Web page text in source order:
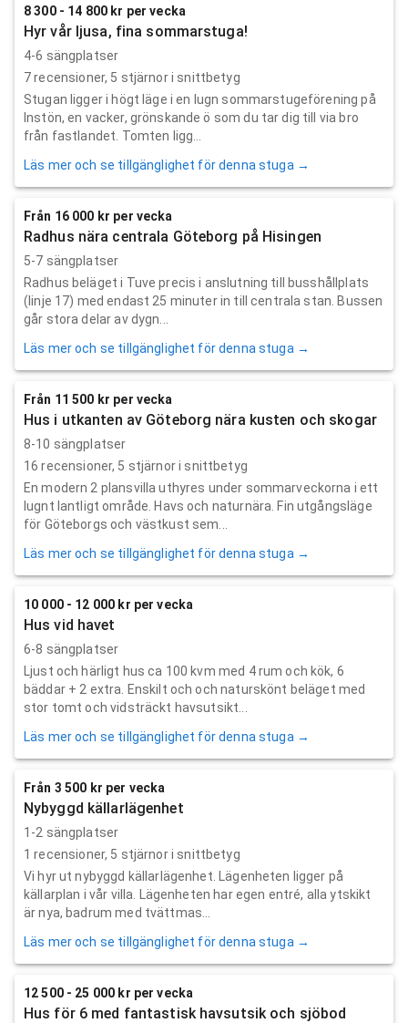
8 300 - 14 800 kr per vecka
Hyr vår ljusa, fina sommarstuga!
4-6 sängplatser
7recensioner, 5 stjärnor i snittbetyg
Stugan ligger i högt läge i en lugn sommarstugeförening på
Instön, en vacker, grönskande ö som du tar dig till via bro
från fastlandet. Tomten ligg...
Läs mer och se tillgänglighet för denna stuga →
Från 16 000 kr per vecka
Radhus nära centrala Göteborg på Hisingen
5-7 sängplatser
Radhus beläget i Tuve precis i anslutning till busshållplats
(linje 17) med endast 25 minuter in till centrala stan. Bussen
går stora delar av dygn...
Läs mer och se tillgänglighet för denna stuga →
Från 11 500 kr per vecka
Hus i utkanten av Göteborg nära kusten och skogar
8-10 sängplatser
16 recensioner, 5 stjärnor i snittbetyg
En modern 2 plansvilla uthyres under sommarveckorna i ett
lugnt lantligt område. Havs och naturnära. Fin utgångsläge
för Göteborgs och västkust sem...
Läs mer och se tillgänglighet för denna stuga →
10 000 - 12 000 kr per vecka
Hus vid havet
6-8 sängplatser
Ljust och härligt hus ca 100 kvm med 4 rum och kök, 6
bäddar + 2 extra. Enskilt och och naturskönt beläget med
stor tomt och vidsträckt havsutsikt...
Läs mer och se tillgänglighet för denna stuga →
Från 3 500 kr per vecka
Nybyggd källarlägenhet
1-2 sängplatser
1 recensioner, 5 stjärnor i snittbetyg
Vi hyr ut nybyggd källarlägenhet. Lägenheten ligger på
källarplan i vår villa. Lägenheten har egen entré, alla ytskikt
är nya, badrum med tvättmas...
Läs mer och se tillgänglighet för denna stuga →
12 500 - 25 000 kr per vecka
Hus för 6 med fantastisk havsutsik och sjöbod